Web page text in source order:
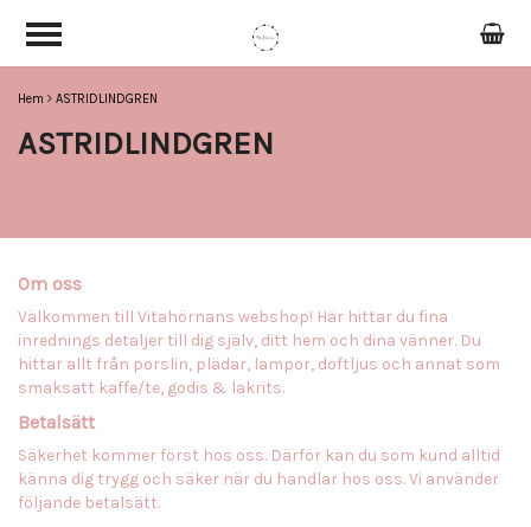
Hem ASTRIDLINDGREN
ASTRIDLINDGREN
Om oss
Välkommen till Vitahörnans webshop! Här hittar du fina
inrednings detaljer till dig själv, ditt hem och dina vänner. Du
hittar allt från porslin, plädar, lampor, doftljus och annat som
smaksatt kaffe/te, godis & lakrits.
Betalsätt
Säkerhet kommer först hos oss. Därför kan du som kund alltid
känna dig trygg och säker när du handlar hos oss. Vi använder
följande betalsätt.